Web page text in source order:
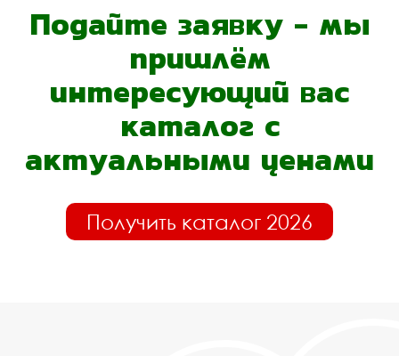
Подайте заявку - мы
пришлём
интересующий вас
каталог с
актуальными ценами
Получить каталог 2026